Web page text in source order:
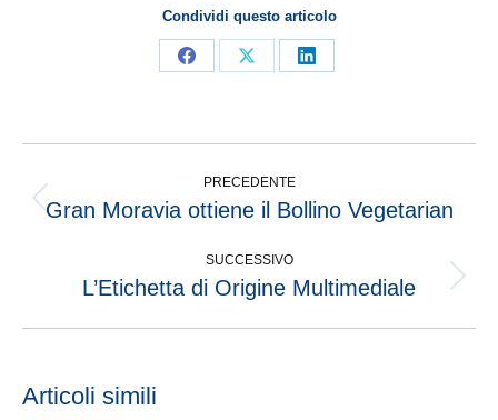
Condividi questo articolo
PRECEDENTE
Gran Moravia ottiene il Bollino Vegetarian
SUCCESSIVO
L’Etichetta di Origine Multimediale
Articoli simili